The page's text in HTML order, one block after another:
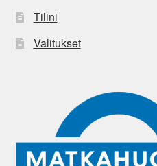
Tilini
Valitukset